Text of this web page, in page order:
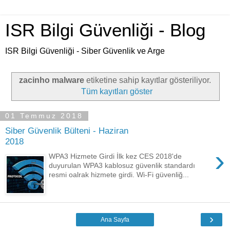
ISR Bilgi Güvenliği - Blog
ISR Bilgi Güvenliği - Siber Güvenlik ve Arge
zacinho malware etiketine sahip kayıtlar gösteriliyor.
Tüm kayıtları göster
01 Temmuz 2018
Siber Güvenlik Bülteni - Haziran
2018
›
WPA3 Hizmete Girdi İlk kez CES 2018'de
duyurulan WPA3 kablosuz güvenlik standardı
resmi oalrak hizmete girdi. Wi-Fi güvenliğ...
›
Ana Sayfa